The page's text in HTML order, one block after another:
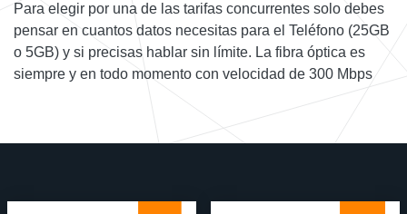
Para elegir por una de las tarifas concurrentes solo debes
pensar en cuantos datos necesitas para el Teléfono (25GB
o 5GB) y si precisas hablar sin límite. La fibra óptica es
siempre y en todo momento con velocidad de 300 Mbps